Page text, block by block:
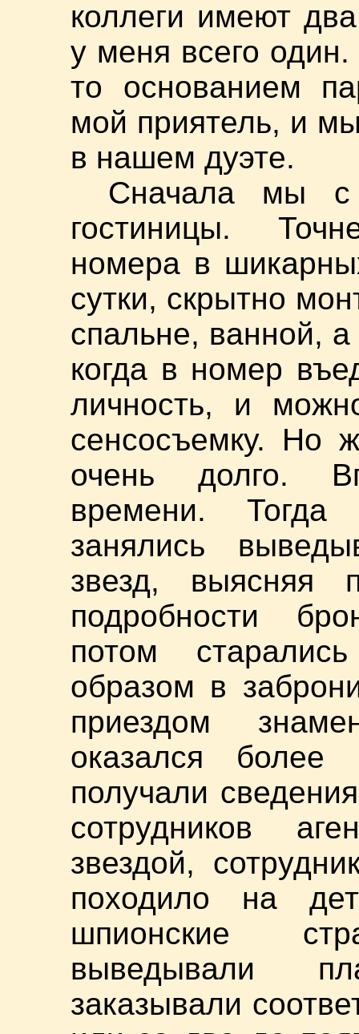
коллеги имеют
у меня всего
то основанием
мой приятель, и
в нашем дуэте.
Сначала мы с
гостиницы.
номера в
сутки, скрытно
спальне, ванной,
когда в номер
личность, и
сенсосъемку. Но
очень долго.
времени.
занялись
звезд, выясняя
подробности
потом
образом в
приездом
оказался
получали
сотрудников
звездой,
походило на
шпионские
выведывали
заказывали